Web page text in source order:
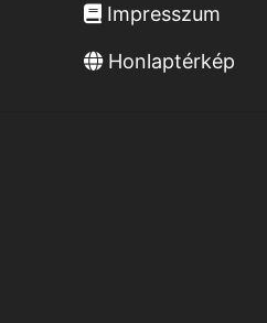
Impresszum
Honlaptérkép